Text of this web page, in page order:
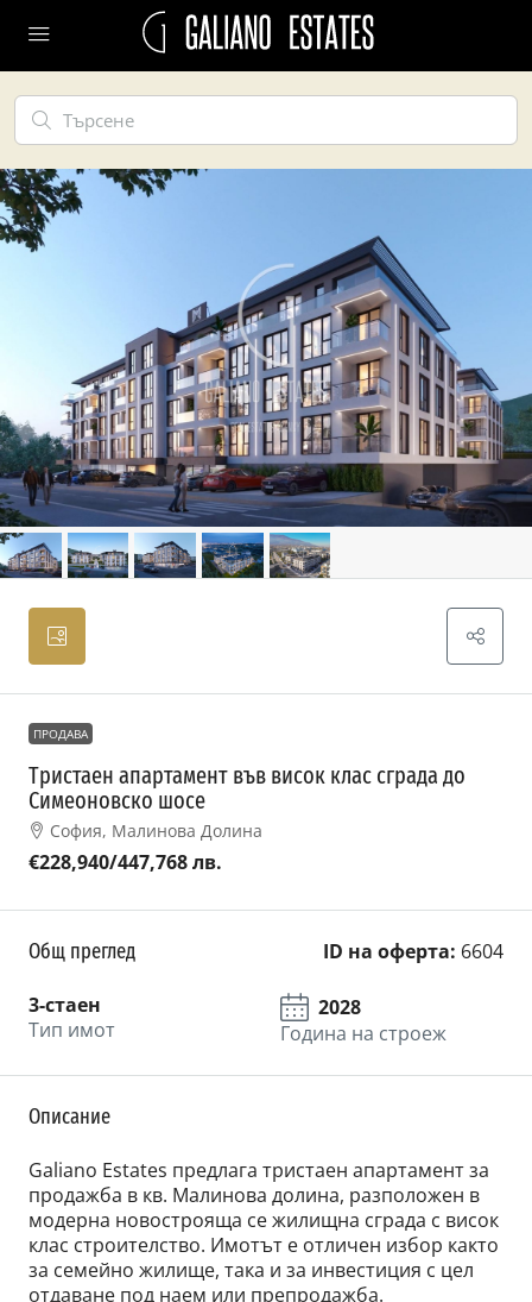
ПРОДАВА
Тристаен апартамент във висок клас сграда до
Симеоновско шосе
София, Малинова Долина
€228,940/447,768 лв.
Общ преглед ID на оферта: 6604
3-стаен
Тип имот
2028
Година на строеж
Описание
Galiano Estates предлага тристаен апартамент за
продажба в кв. Малинова долина, разположен в
модерна новострояща се жилищна сграда с висок
клас строителство. Имотът е отличен избор както
за семейно жилище, така и за инвестиция с цел
отдаване под наем или препродажба.